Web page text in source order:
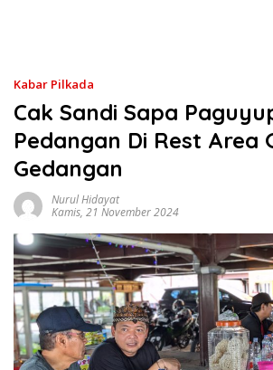
Kabar Pilkada
Cak Sandi Sapa
Pedangan Di Rest Area
Gedangan
Nurul Hidayat
Kamis, 21 November 2024